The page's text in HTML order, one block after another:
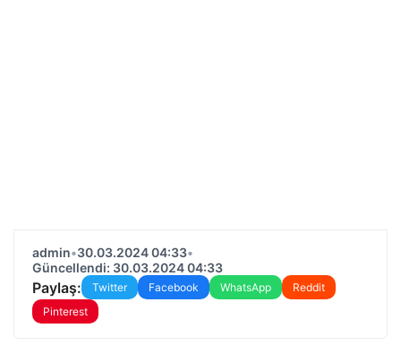
admin•30.03.2024 04:33•
Güncellendi: 30.03.2024 04:33
Paylaş: Twitter Facebook WhatsApp
Reddit
Pinterest